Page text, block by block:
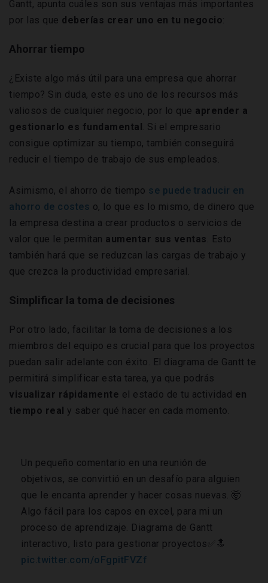
Gantt, apunta cuáles son sus ventajas más importantes
por las que deberías crear uno en tu negocio:
Ahorrar tiempo
¿Existe algo más útil para una empresa que ahorrar
tiempo? Sin duda, este es uno de los recursos más
valiosos de cualquier negocio, por lo que aprender a
gestionarlo es fundamental . Si el empresario
consigue optimizar su tiempo, también conseguirá
reducir el tiempo de trabajo de sus empleados.
Asimismo, el ahorro de tiempo se puede traducir en
ahorro de costes o, lo que es lo mismo, de dinero que
la empresa destina a crear productos o servicios de
valor que le permitan aumentar sus ventas . Esto
también hará que se reduzcan las cargas de trabajo y
que crezca la productividad empresarial.
Simplificar la toma de decisiones
Por otro lado, facilitar la toma de decisiones a los
miembros del equipo es crucial para que los proyectos
puedan salir adelante con éxito. El diagrama de Gantt te
permitirá simplificar esta tarea, ya que podrás
visualizar rápidamente el estado de tu actividad en
tiempo real y saber qué hacer en cada momento.
Un pequeño comentario en una reunión de
objetivos, se convirtió en un desafío para alguien
que le encanta aprender y hacer cosas nuevas. 🤯
Algo fácil para los capos en excel, para mi un
proceso de aprendizaje. Diagrama de Gantt
interactivo, listo para gestionar proyectos✅️🔝
pic.twitter.com/oFgpitFVZf